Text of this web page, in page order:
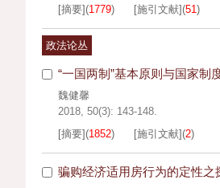
[摘要](1779) [施引文献](51)
政法论丛
“一国两制”基本原则与国家制
魏健馨
2018, 50(3): 143-148.
[摘要](1852) [施引文献](2)
骗购经济适用房行为的定性之